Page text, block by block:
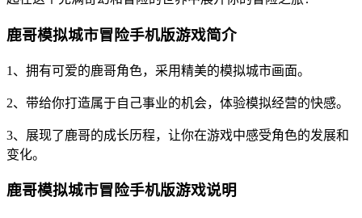
鹿哥模拟城市冒险手机版游戏简介
1、拥有可爱的鹿哥角色，采用精美的模拟城市画面。
2、带给你打造属于自己事业的机会，体验模拟经营的快感。
3、展现了鹿哥的成长历程，让你在游戏中感受角色的发展和
变化。
鹿哥模拟城市冒险手机版游戏说明